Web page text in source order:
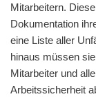
Mitarbeitern.
Dokumentation
eine Liste aller
hinaus müssen
Mitarbeiter und
Arbeitssicherheit